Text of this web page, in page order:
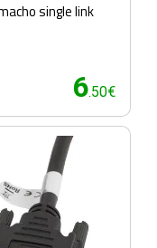
single link
6.50€